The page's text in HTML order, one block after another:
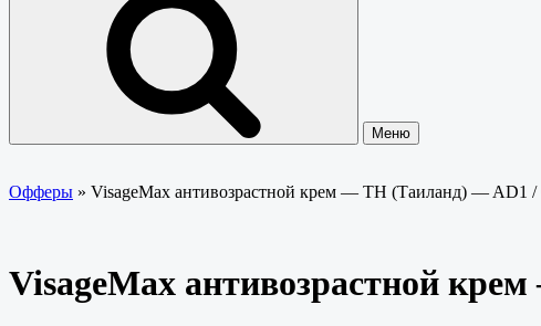
Меню
Офферы » VisageMax антивозрастной крем — TH (Таиланд) — AD1
VisageMax антивозрастной